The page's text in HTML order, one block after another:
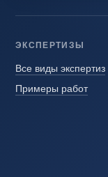
ЭКСПЕРТИЗЫ
Все виды экспертиз
Примеры работ